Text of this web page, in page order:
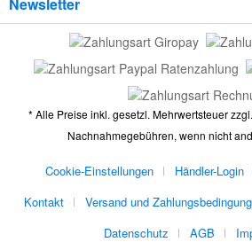
* Alle Preise inkl. gesetzl. Mehrwertsteuer zzgl.
Nachnahmegebühren, wenn nicht
Cookie-Einstellungen Händler-Login
Kontakt
Versand und
Datenschutz
AGB